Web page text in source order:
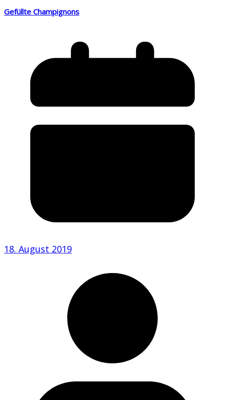
Gefüllte Champignons
18. August 2019